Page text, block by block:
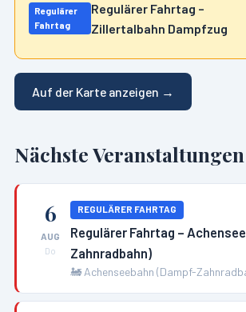
Regulärer
Fahrtag
Regulärer Fahrtag –
Zillertalbahn Dampfzug
Auf der Karte anzeigen →
Nächste Veranstaltungen
6
AUG
Do
REGULÄRER FAHRTAG
Regulärer Fahrtag –
Zahnradbahn)
🚂 Achenseebahn (Dampf-